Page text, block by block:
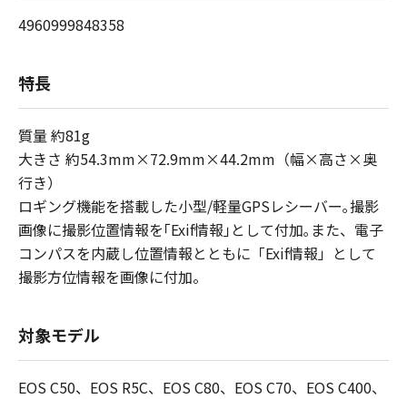
4960999848358
特長
質量 約81g
大きさ 約54.3mm×72.9mm×44.2mm（幅×高さ×奥
行き）
ロギング機能を搭載した小型/軽量GPSレシーバー｡撮影
画像に撮影位置情報を｢Exif情報｣として付加｡また、電子
コンパスを内蔵し位置情報とともに「Exif情報」として
撮影方位情報を画像に付加。
対象モデル
EOS C50、EOS R5C、EOS C80、EOS C70、EOS C400、